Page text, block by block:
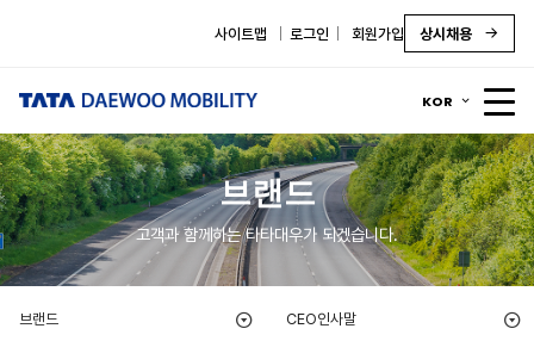
사이트맵 로그인 회원가입 상시채용
KOR
브랜드
고객과 함께하는 타타대우가 되겠습니다.
브랜드 CEO인사말